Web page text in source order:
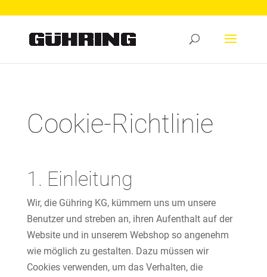
Cookie-Richtlinie
1. Einleitung
Wir, die Gühring KG, kümmern uns um unsere
Benutzer und streben an, ihren Aufenthalt auf der
Website und in unserem Webshop so angenehm
wie möglich zu gestalten. Dazu müssen wir
Cookies verwenden, um das Verhalten, die